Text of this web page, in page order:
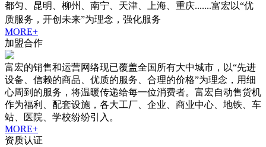
都匀、昆明、柳州、南宁、天津、上海、重庆.......富宏以“优
质服务，开创未来”为理念，强化服务
MORE+
加盟合作
富宏的销售和运营网络现已覆盖全国所有大中城市，以“先进
设备、信赖的商品、优质的服务、合理的价格”为理念，用细
心周到的服务，将温暖传递给每一位消费者。富宏自动售货机
作为福利、配套设施，各大工厂、企业、商业中心、地铁、车
站、医院、学校纷纷引入。
MORE+
资质认证